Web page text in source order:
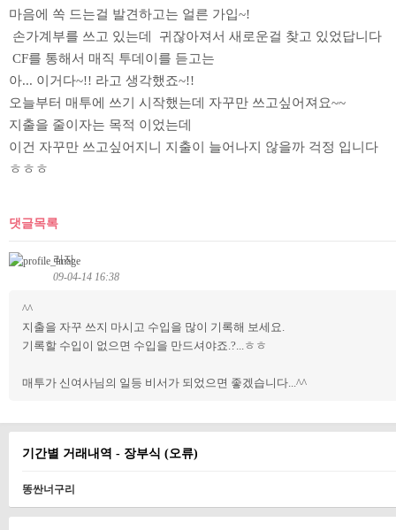
마음에 쏙 드는걸 발견하고는 얼른 가입~!
손가계부를 쓰고 있는데 귀잖아져서 새로운걸 찾고 있었답니다
CF를 통해서 매직 투데이를 듣고는
아... 이거다~!! 라고 생각했죠~!!
오늘부터 매투에 쓰기 시작했는데 자꾸만 쓰고싶어져요~~
지출을 줄이자는 목적 이었는데
이건 자꾸만 쓰고싶어지니 지출이 늘어나지 않을까 걱정 입니다
ㅎㅎㅎ
댓글목록
리자
09-04-14 16:38
^^
지출을 자꾸 쓰지 마시고 수입을 많이 기록해 보세요.
기록할 수입이 없으면 수입을 만드셔야죠.?...ㅎㅎ
매투가 신여사님의 일등 비서가 되었으면 좋겠습니다...^^
기간별 거래내역 - 장부식 (오류)
똥싼너구리